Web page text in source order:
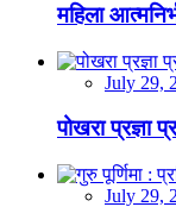
महिला
July 29,
पोखरा प्रज्ञा
July 29,